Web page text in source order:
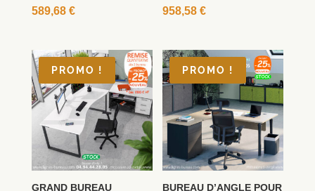
589,68 € 958,58€
PROMO !
GRAND BUREAU
PROMO !
BUREAU D’ANGLE POUR